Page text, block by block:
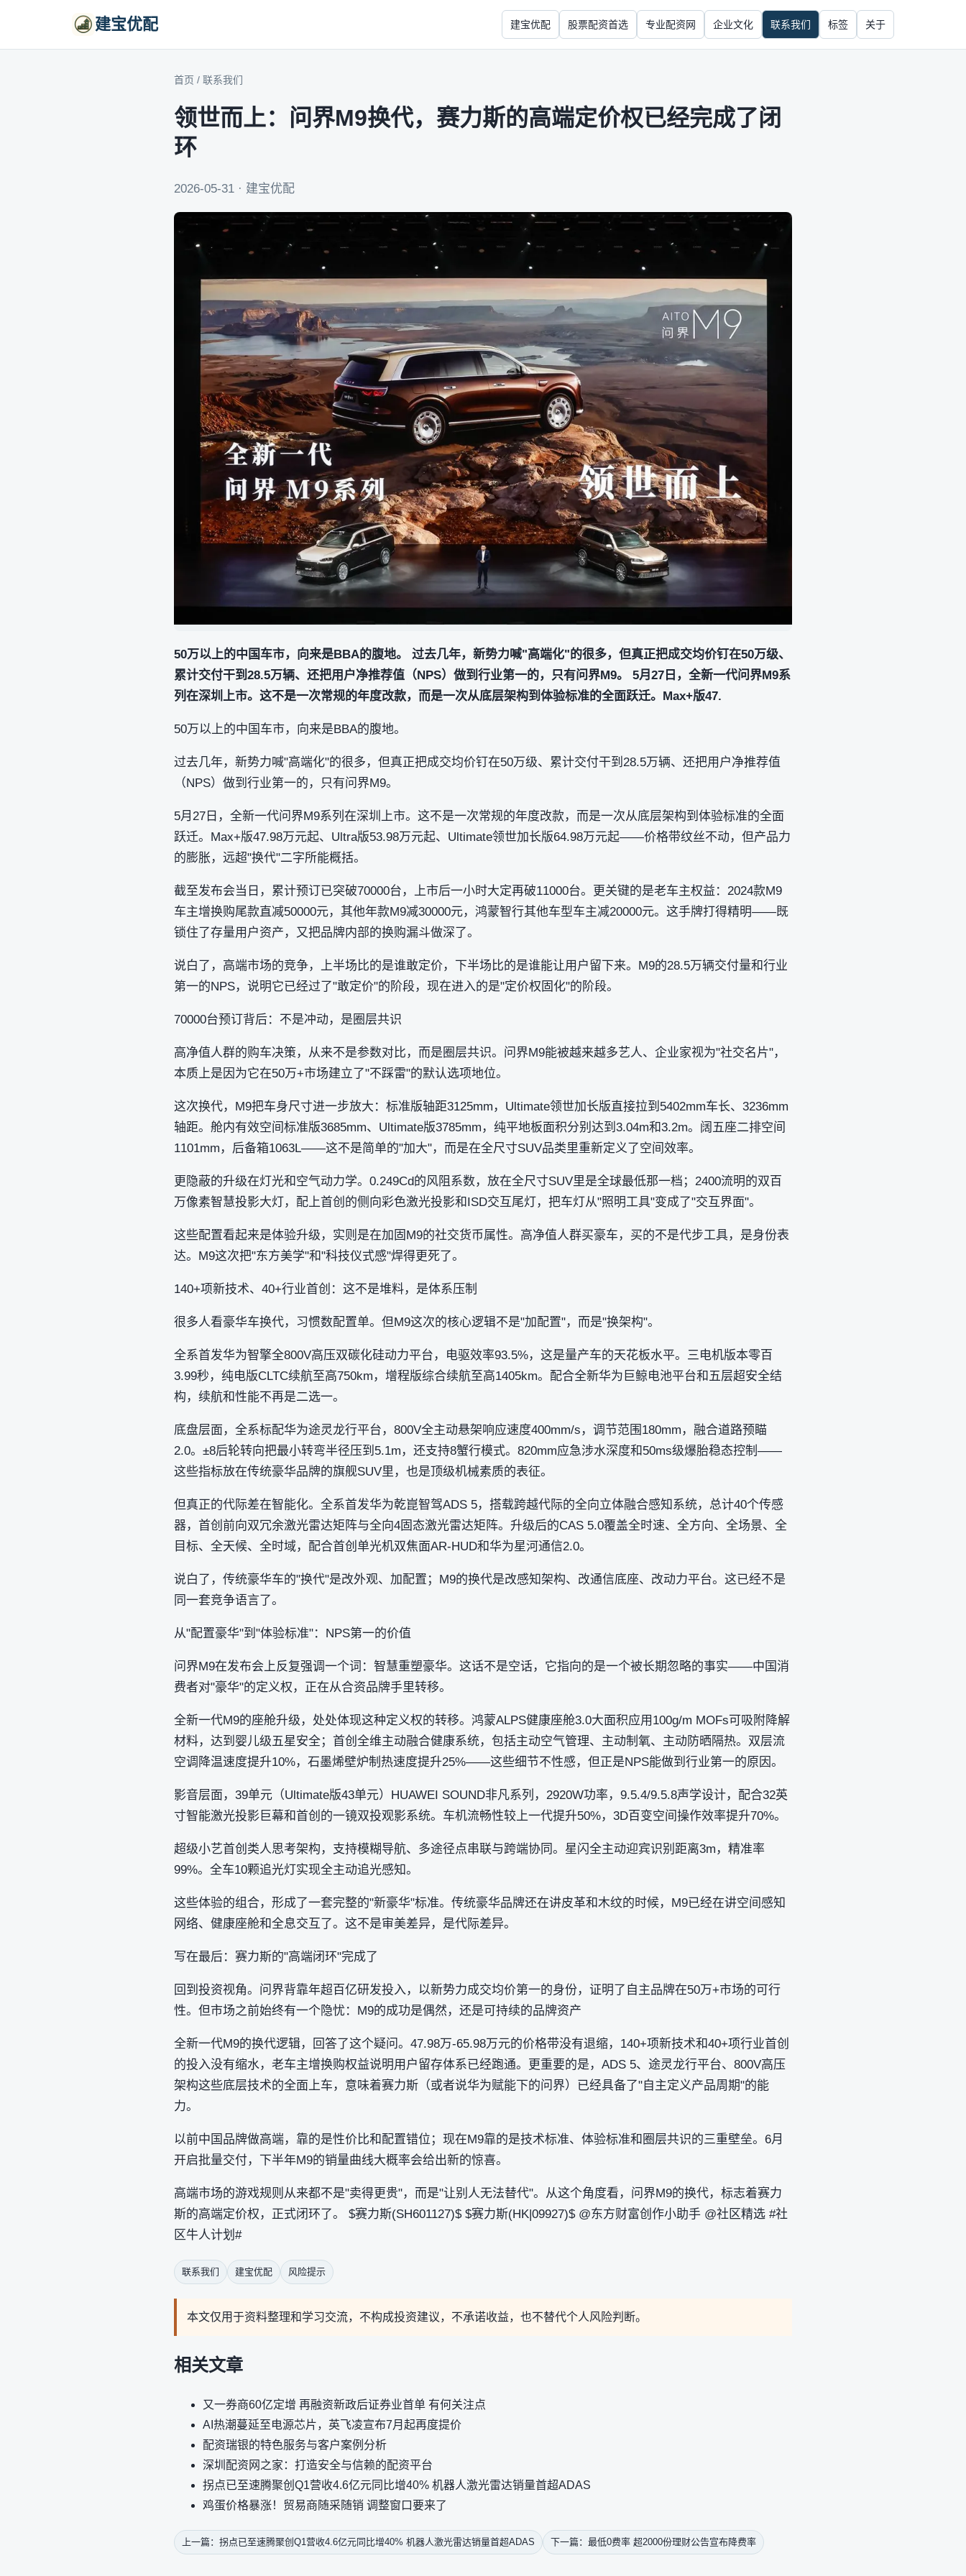
建宝优配 建宝优配 股票配资首选 专业配资网 企业文化 联系我们 标签 关于
首页 / 联系我们
领世而上：问界M9换代，赛力斯的高端定价权已经完成了闭
环
2026-05-31 · 建宝优配
50万以上的中国车市，向来是BBA的腹地。 过去几年，新势力喊"高端化"的很多，但真正把成交均价钉在50万级、
累计交付干到28.5万辆、还把用户净推荐值（NPS）做到行业第一的，只有问界M9。 5月27日，全新一代问界M9系
列在深圳上市。这不是一次常规的年度改款，而是一次从底层架构到体验标准的全面跃迁。Max+版47.
50万以上的中国车市，向来是BBA的腹地。
过去几年，新势力喊"高端化"的很多，但真正把成交均价钉在50万级、累计交付干到28.5万辆、还把用户净推荐值
（NPS）做到行业第一的，只有问界M9。
5月27日，全新一代问界M9系列在深圳上市。这不是一次常规的年度改款，而是一次从底层架构到体验标准的全面
跃迁。Max+版47.98万元起、Ultra版53.98万元起、Ultimate领世加长版64.98万元起——价格带纹丝不动，但产品力
的膨胀，远超"换代"二字所能概括。
截至发布会当日，累计预订已突破70000台，上市后一小时大定再破11000台。更关键的是老车主权益：2024款M9
车主增换购尾款直减50000元，其他年款M9减30000元，鸿蒙智行其他车型车主减20000元。这手牌打得精明——既
锁住了存量用户资产，又把品牌内部的换购漏斗做深了。
说白了，高端市场的竞争，上半场比的是谁敢定价，下半场比的是谁能让用户留下来。M9的28.5万辆交付量和行业
第一的NPS，说明它已经过了"敢定价"的阶段，现在进入的是"定价权固化"的阶段。
70000台预订背后：不是冲动，是圈层共识
高净值人群的购车决策，从来不是参数对比，而是圈层共识。问界M9能被越来越多艺人、企业家视为"社交名片"，
本质上是因为它在50万+市场建立了"不踩雷"的默认选项地位。
这次换代，M9把车身尺寸进一步放大：标准版轴距3125mm，Ultimate领世加长版直接拉到5402mm车长、3236mm
轴距。舱内有效空间标准版3685mm、Ultimate版3785mm，纯平地板面积分别达到3.04m和3.2m。阔五座二排空间
1101mm，后备箱1063L——这不是简单的"加大"，而是在全尺寸SUV品类里重新定义了空间效率。
更隐蔽的升级在灯光和空气动力学。0.249Cd的风阻系数，放在全尺寸SUV里是全球最低那一档；2400流明的双百
万像素智慧投影大灯，配上首创的侧向彩色激光投影和ISD交互尾灯，把车灯从"照明工具"变成了"交互界面"。
这些配置看起来是体验升级，实则是在加固M9的社交货币属性。高净值人群买豪车，买的不是代步工具，是身份表
达。M9这次把"东方美学"和"科技仪式感"焊得更死了。
140+项新技术、40+行业首创：这不是堆料，是体系压制
很多人看豪华车换代，习惯数配置单。但M9这次的核心逻辑不是"加配置"，而是"换架构"。
全系首发华为智擎全800V高压双碳化硅动力平台，电驱效率93.5%，这是量产车的天花板水平。三电机版本零百
3.99秒，纯电版CLTC续航至高750km，增程版综合续航至高1405km。配合全新华为巨鲸电池平台和五层超安全结
构，续航和性能不再是二选一。
底盘层面，全系标配华为途灵龙行平台，800V全主动悬架响应速度400mm/s，调节范围180mm，融合道路预瞄
2.0。±8后轮转向把最小转弯半径压到5.1m，还支持8蟹行模式。820mm应急涉水深度和50ms级爆胎稳态控制——
这些指标放在传统豪华品牌的旗舰SUV里，也是顶级机械素质的表征。
但真正的代际差在智能化。全系首发华为乾崑智驾ADS 5，搭载跨越代际的全向立体融合感知系统，总计40个传感
器，首创前向双冗余激光雷达矩阵与全向4固态激光雷达矩阵。升级后的CAS 5.0覆盖全时速、全方向、全场景、全
目标、全天候、全时域，配合首创单光机双焦面AR-HUD和华为星河通信2.0。
说白了，传统豪华车的"换代"是改外观、加配置；M9的换代是改感知架构、改通信底座、改动力平台。这已经不是
同一套竞争语言了。
从"配置豪华"到"体验标准"：NPS第一的价值
问界M9在发布会上反复强调一个词：智慧重塑豪华。这话不是空话，它指向的是一个被长期忽略的事实——中国消
费者对"豪华"的定义权，正在从合资品牌手里转移。
全新一代M9的座舱升级，处处体现这种定义权的转移。鸿蒙ALPS健康座舱3.0大面积应用100g/m MOFs可吸附降解
材料，达到婴儿级五星安全；首创全维主动融合健康系统，包括主动空气管理、主动制氧、主动防晒隔热。双层流
空调降温速度提升10%，石墨烯壁炉制热速度提升25%——这些细节不性感，但正是NPS能做到行业第一的原因。
影音层面，39单元（Ultimate版43单元）HUAWEI SOUND非凡系列，2920W功率，9.5.4/9.5.8声学设计，配合32英
寸智能激光投影巨幕和首创的一镜双投观影系统。车机流畅性较上一代提升50%，3D百变空间操作效率提升70%。
超级小艺首创类人思考架构，支持模糊导航、多途径点串联与跨端协同。星闪全主动迎宾识别距离3m，精准率
99%。全车10颗追光灯实现全主动追光感知。
这些体验的组合，形成了一套完整的"新豪华"标准。传统豪华品牌还在讲皮革和木纹的时候，M9已经在讲空间感知
网络、健康座舱和全息交互了。这不是审美差异，是代际差异。
写在最后：赛力斯的"高端闭环"完成了
回到投资视角。问界背靠年超百亿研发投入，以新势力成交均价第一的身份，证明了自主品牌在50万+市场的可行
性。但市场之前始终有一个隐忧：M9的成功是偶然，还是可持续的品牌资产
全新一代M9的换代逻辑，回答了这个疑问。47.98万-65.98万元的价格带没有退缩，140+项新技术和40+项行业首创
的投入没有缩水，老车主增换购权益说明用户留存体系已经跑通。更重要的是，ADS 5、途灵龙行平台、800V高压
架构这些底层技术的全面上车，意味着赛力斯（或者说华为赋能下的问界）已经具备了"自主定义产品周期"的能
力。
以前中国品牌做高端，靠的是性价比和配置错位；现在M9靠的是技术标准、体验标准和圈层共识的三重壁垒。6月
开启批量交付，下半年M9的销量曲线大概率会给出新的惊喜。
高端市场的游戏规则从来都不是"卖得更贵"，而是"让别人无法替代"。从这个角度看，问界M9的换代，标志着赛力
斯的高端定价权，正式闭环了。 $赛力斯(SH601127)$ $赛力斯(HK|09927)$ @东方财富创作小助手 @社区精选 #社
区牛人计划#
联系我们 建宝优配 风险提示
本文仅用于资料整理和学习交流，不构成投资建议，不承诺收益，也不替代个人风险判断。
相关文章
又一券商60亿定增 再融资新政后证券业首单 有何关注点
AI热潮蔓延至电源芯片，英飞凌宣布7月起再度提价
配资瑞银的特色服务与客户案例分析
深圳配资网之家：打造安全与信赖的配资平台
拐点已至速腾聚创Q1营收4.6亿元同比增40% 机器人激光雷达销量首超ADAS
鸡蛋价格暴涨！贸易商随采随销 调整窗口要来了
上一篇：拐点已至速腾聚创Q1营收4.6亿元同比增40% 机器人激光雷达销量首超ADAS 下一篇：最低0费率 超2000份理财公告宣布降费率